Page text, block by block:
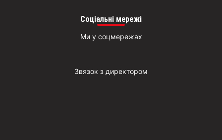
Соціальні мережі
Ми у соцмережах
Звязок з директором